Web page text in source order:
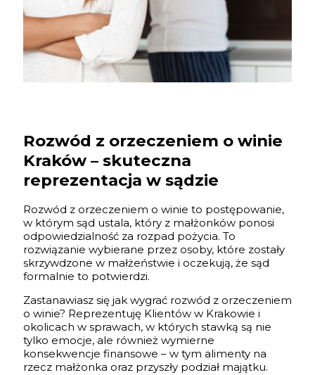
Rozwód z orzeczeniem o winie
Kraków – skuteczna
reprezentacja w sądzie
Rozwód z orzeczeniem o winie to postępowanie,
w którym sąd ustala, który z małżonków ponosi
odpowiedzialność za rozpad pożycia. To
rozwiązanie wybierane przez osoby, które zostały
skrzywdzone w małżeństwie i oczekują, że sąd
formalnie to potwierdzi.
Zastanawiasz się jak wygrać rozwód z orzeczeniem
o winie? Reprezentuję Klientów w Krakowie i
okolicach w sprawach, w których stawką są nie
tylko emocje, ale również wymierne
konsekwencje finansowe – w tym alimenty na
rzecz małżonka oraz przyszły podział majątku.